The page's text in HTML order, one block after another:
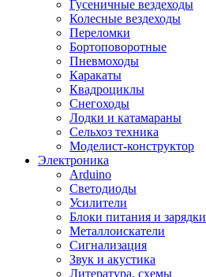
Гусеничные вездеходы
Колесные вездеходы
Переломки
Бортоповоротные
Пневмоходы
Каракаты
Квадроциклы
Снегоходы
Лодки и катамараны
Сельхоз техника
Моделист-конструктор
Электроника
Arduino
Светодиоды
Усилители
Блоки питания и зарядки
Металлоискатели
Сигнализация
Звук и акустика
Литература, схемы